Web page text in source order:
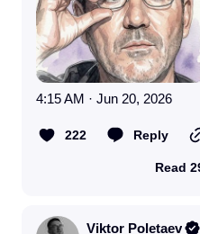
4:15 AM · Jun 20, 2026
222 Reply
Read
Viktor Poletaev